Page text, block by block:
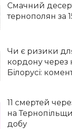
Смачний
тернополян за
Чи є ризики
кордону через
Білорусі:
11 смертей
на
добу